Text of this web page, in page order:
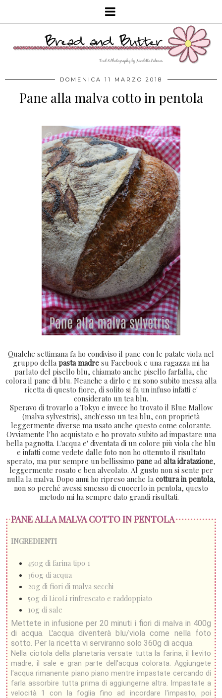
DOMENICA 11 MARZO 2018
Pane alla malva cotto in pentola
Qualche settimana fa ho condiviso il pane con le patate viola nel
gruppo della pasta madre su Facebook e una ragazza mi ha
parlato del pisello blu, chiamato anche pisello farfalla, che
colora il pane di blu. Neanche a dirlo e mi sono subito messa alla
ricetta di questo fiore, di solito si fa un infuso infatti e'
considerato un tea blu.
Speravo di trovarlo a Tokyo e invece ho trovato il Blue Mallow
(malva sylvestris), anch'esso un tea blu, con proprietà
leggermente diverse ma usato anche questo come colorante.
Ovviamente l'ho acquistato e ho provato subito ad impastare una
bella pagnotta. L'acqua e' diventata di un colore più viola che blu
e infatti come vedete dalle foto non ho ottenuto il risultato
sperato, ma pur sempre un bellissimo panead alta idratazione,
leggermente rosato e ben alveolato. Al gusto non si sente per
nulla la malva. Dopo anni ho ripreso anche la cottura in pentola,
non so perché avessi smesso di cuocerlo in pentola, questo
metodo mi ha sempre dato grandi risultati.
PANE ALLA MALVA COTTO IN PENTOLA
INGREDIENTI
450g di farina tipo 1
360g di acqua
20g di fiori di malva secchi
50g di LicoLi rinfrescato e raddoppiato
10g di sale
Mettete in infusione per 20 minuti i fiori di malva in 400g
di acqua. L'acqua diventerà blu/viola come nella foto
sotto. Per la ricetta vi serviranno solo 360g di acqua.
Nella ciotola della planetaria versate tutta la farina, il lievito
madre, il sale e gran parte dell'acqua colorata. Aggiungete
l'acqua rimanente piano piano mentre impastate cercando di
farla assorbire tutta prima di aggiungerne altra. Impastate a
velocità 1 con la foglia fino ad incordare l'impasto, poi